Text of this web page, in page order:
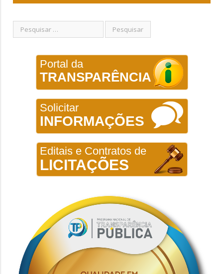
Portal da
TRANSPARÊNCIA
Solicitar
INFORMAÇÕES
Editais e Contratos de
LICITAÇÕES